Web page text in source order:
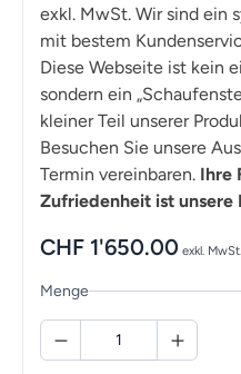
exkl. MwSt. Wir sind ein
mit bestem
Diese Webseite ist kein
sondern ein
kleiner Teil unserer
Besuchen Sie unsere
Termin vereinbaren. Ihre
Zufriedenheit ist unsere
CHF 1'650.00 exkl. MwSt.
Menge